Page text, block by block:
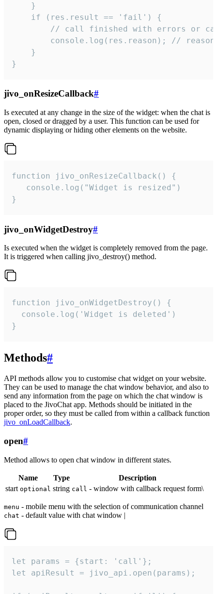
    }
    if (res.result == 'fail') {
// call finished with errors or
console.log(res.reason); //
    }
}
jivo_onResizeCallback#
Is executed at any change in the size of the widget: when the chat is
open, closed or dragged by a user. This function can be used for
dynamic displaying or hiding other elements on the website.
function jivo_onResizeCallback() {
   console.log("Widget is resized")
}
jivo_onWidgetDestroy#
Is executed when the widget is completely removed from the page.
It is triggered when calling jivo_destroy() method.
function jivo_onWidgetDestroy() {
  console.log('Widget is deleted')
}
Methods#
API methods allow you to customise chat widget on your website.
They can be used to manage the chat window behavior, and also to
send any information from the page on which the chat window is
placed to the JivoChat app. Methods should be initiated in the
proper order, so they must be called from within a callback function
jivo_onLoadCallback.
open#
Method allows to open chat window in different states.
Name Type
Description
start optional string call - window with callback request form\
menu - mobile menu with the selection of communication channel
chat - default value with chat window |
let params = {start: 'call'};
let apiResult = jivo_api.open(params);